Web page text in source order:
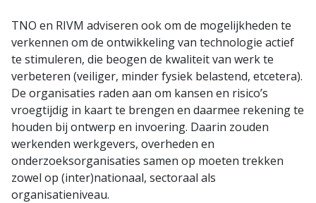
TNO en RIVM adviseren ook om de mogelijkheden te
verkennen om de ontwikkeling van technologie actief
te stimuleren, die beogen de kwaliteit van werk te
verbeteren (veiliger, minder fysiek belastend, etcetera).
De organisaties raden aan om kansen en risico’s
vroegtijdig in kaart te brengen en daarmee rekening te
houden bij ontwerp en invoering. Daarin zouden
werkenden werkgevers, overheden en
onderzoeksorganisaties samen op moeten trekken
zowel op (inter)nationaal, sectoraal als
organisatieniveau.